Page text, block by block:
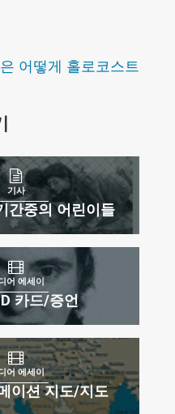
대에 잡힌 유태인 저항군
대에 잡힌 유태인 저항군
년 4월 19일-5월 16일.
어떻게 홀로코스트
간중의 어린이들
기사
카드/증언
어 에세이
이션 지도/지도
어 에세이